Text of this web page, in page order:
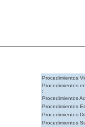
Procedimientos
Procedimientos
:
Procedimientos
Procedimientos
Procedimientos
Procedimientos